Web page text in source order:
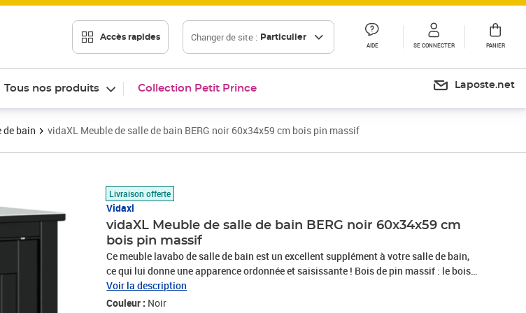
Accès rapides Changer de site : Particulier
AIDE SE CONNECTER PANIER
Tous nos produits Collection Petit Prince Laposte.net
de bain vidaXL Meuble de salle de bain BERG noir 60x34x59 cm bois pin massif
Livraison offerte
Vidaxl
vidaXL Meuble de salle de bain BERG noir 60x34x59 cm
bois pin massif
Ce meuble lavabo de salle de bain est un excellent supplément à votre salle de bain,
ce qui lui donne une apparence ordonnée et saisissante ! Bois de pin massif : le bois
de pin massif est un matériau naturel magnifique. Le bois de pin a un grain droit et
les nœuds donnent au matériau son aspect caractéristique et rustique.Grand espace
Voir la description
Couleur : Noir
Prix 88,89€